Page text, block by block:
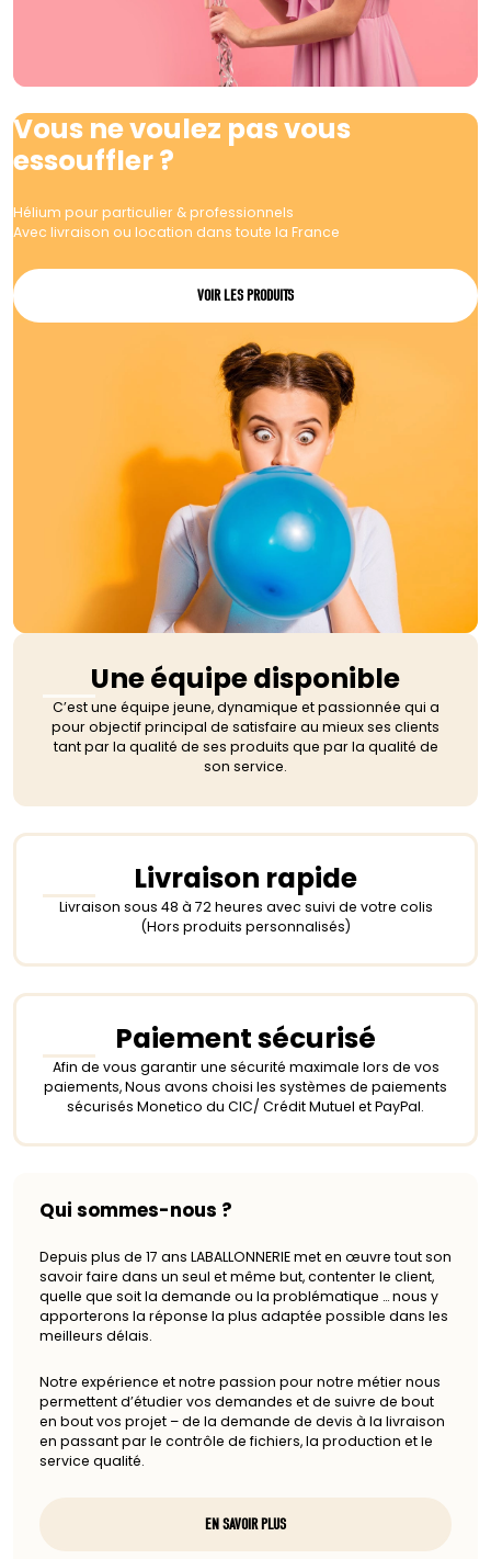
Vous ne voulez pas vous
essouffler ?
Hélium pour particulier & professionnels
Avec livraison ou location dans toute la France
VOIR LES PRODUITS
Une équipe disponible
C’est une équipe jeune, dynamique et passionnée qui a
pour objectif principal de satisfaire au mieux ses clients
tant par la qualité de ses produits que par la qualité de
son service.
Livraison rapide
Livraison sous 48 à 72 heures avec suivi de votre colis
(Hors produits personnalisés)
Paiement sécurisé
Afin de vous garantir une sécurité maximale lors de vos
paiements, Nous avons choisi les systèmes de paiements
sécurisés Monetico du CIC/ Crédit Mutuel et PayPal.
Qui sommes-nous ?
Depuis plus de 17 ans LABALLONNERIE met en œuvre tout son
savoir faire dans un seul et même but, contenter le client,
quelle que soit la demande ou la problématique … nous y
apporterons la réponse la plus adaptée possible dans les
meilleurs délais.
Notre expérience et notre passion pour notre métier nous
permettent d’étudier vos demandes et de suivre de bout
en bout vos projet – de la demande de devis à la livraison
en passant par le contrôle de fichiers, la production et le
service qualité.
EN SAVOIR PLUS